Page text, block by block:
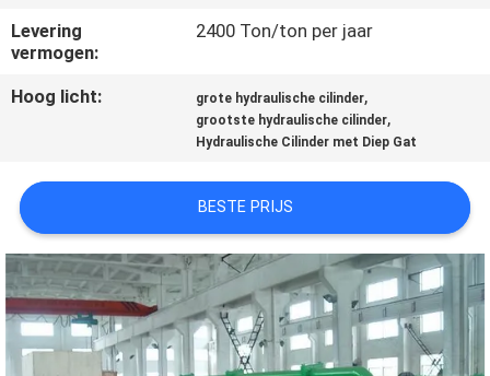
NEEM
CONTACT
MET
OP
VRAAG
EEN
OFFERTE
Levering
vermogen:
2400 Ton/ton per jaar
Hoog licht: grote hydraulische cilinder,
grootste hydraulische cilinder,
Hydraulische Cilinder met Diep Gat
BESTE PRIJS